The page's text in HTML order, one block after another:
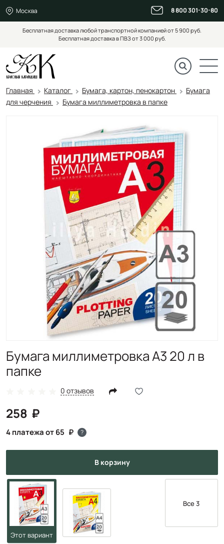
Москва 8 800 301-30-80
Бесплатная доставка любой транспортной компанией от 5 900 руб.
Бесплатная доставка в ПВЗ от 3 000 руб.
Главная Каталог Бумага, картон, пенокартон
Бумага
для черчения
Бумага миллиметровка в папке
Бумага миллиметровка А3 20 л в
папке
0 отзывов
258
4 платежа от 65 ?
в корзину
Все 3